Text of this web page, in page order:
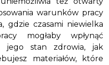
warunków pracy
gdzie czasami niewielka
mogłaby wpłynąć
jego stan zdrowia, jak
materiałów, które